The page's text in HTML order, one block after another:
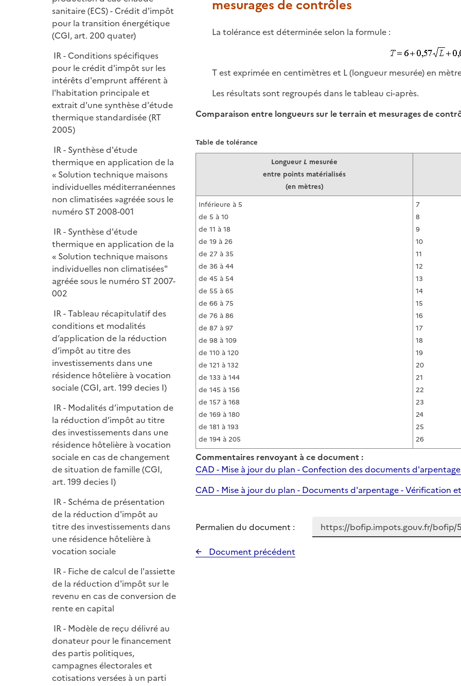
sanitaire (ECS) - Crédit d'impôt
pour la transition énergétique
(CGI, art. 200 quater)
IR - Conditions spécifiques
pour le crédit d'impôt sur les
intérêts d'emprunt afférent à
l'habitation principale et
extrait d'une synthèse d'étude
thermique standardisée (RT
2005)
IR - Synthèse d'étude
thermique en application de la
« Solution technique maisons
individuelles méditerranéennes
non climatisées »agréée sous le
numéro ST 2008-001
IR - Synthèse d'étude
thermique en application de la
« Solution technique maisons
individuelles non climatisées"
agréée sous le numéro ST 2007-
002
IR - Tableau récapitulatif des
conditions et modalités
d’application de la réduction
d’impôt au titre des
investissements dans une
résidence hôtelière à vocation
sociale (CGI, art. 199 decies I)
IR - Modalités d’imputation de
la réduction d’impôt au titre
des investissements dans une
résidence hôtelière à vocation
sociale en cas de changement
de situation de famille (CGI,
art. 199 decies I)
IR - Schéma de présentation
de la réduction d'impôt au
titre des investissements dans
une résidence hôtelière à
vocation sociale
IR - Fiche de calcul de l'assiette
de la réduction d'impôt sur le
revenu en cas de conversion de
rente en capital
IR - Modèle de reçu délivré au
donateur pour le financement
des partis politiques,
campagnes électorales et
cotisations versées à un parti
mesurages de contrôles
La tolérance est déterminée selon la formule :
T est exprimée en centimètres et L (longueur mesurée) en
Les résultats sont regroupés dans le tableau ci-après.
Comparaison entre longueurs sur le terrain et mesurages de
Longueur L mesurée
entre points matérialisés
(en mètres)
Inférieure à 5
de 5 à 10
de 11 à 18
de 19 à 26
de 27 à 35
de 36 à 44
de 45 à 54
de 55 à 65
de 66 à 75
de 76 à 86
de 87 à 97
de 98 à 109
de 110 à 120
de 121 à 132
de 133 à 144
de 145 à 156
de 157 à 168
de 169 à 180
de 181 à 193
de 194 à 205
7
8
9
10
11
12
13
14
15
16
17
18
19
20
21
22
23
24
25
26
Table de tolérance
Commentaires renvoyant à ce document :
CAD - Mise à jour du plan - Confection des documents
CAD - Mise à jour du plan - Documents d'arpentage - Vérification
Permalien du document :
Document précédent